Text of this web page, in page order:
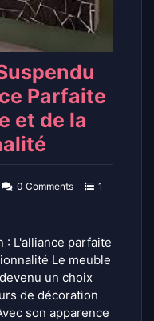
Parfaite
et de la
0 Comments
1
: L'alliance parfaite
Le meuble
un choix
de décoration
son apparence